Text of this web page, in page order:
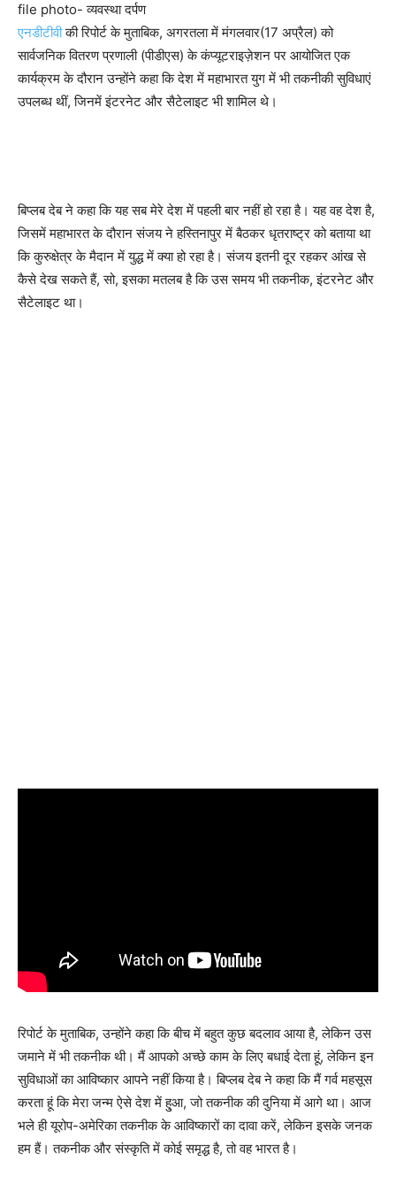
file photo- व्यवस्था दर्पण
एनडीटीवीकी रिपोर्ट के मुताबिक, अगरतला में मंगलवार(17 अप्रैल) को
सार्वजनिक वितरण प्रणाली (पीडीएस) के कंप्यूटराइज़ेशन पर आयोजित एक
कार्यक्रम के दौरान उन्होंने कहा कि देश में महाभारत युग में भी तकनीकी सुविधाएं
उपलब्ध थीं, जिनमें इंटरनेट और सैटेलाइट भी शामिल थे।
बिप्लब देब ने कहा कि यह सब मेरे देश में पहली बार नहीं हो रहा है। यह वह देश है,
जिसमें महाभारत के दौरान संजय ने हस्तिनापुर में बैठकर धृतराष्ट्र को बताया था
कि कुरुक्षेत्र के मैदान में युद्ध में क्या हो रहा है। संजय इतनी दूर रहकर आंख से
कैसे देख सकते हैं, सो, इसका मतलब है कि उस समय भी तकनीक, इंटरनेट और
सैटेलाइट था।
रिपोर्ट के मुताबिक, उन्होंने कहा कि बीच में बहुत कुछ बदलाव आया है, लेकिन उस
जमाने में भी तकनीक थी। मैं आपको अच्छे काम के लिए बधाई देता हूं, लेकिन इन
सुविधाओं का आविष्कार आपने नहीं किया है। बिप्लब देब ने कहा कि मैं गर्व महसूस
करता हूं कि मेरा जन्म ऐसे देश में हु्आ, जो तकनीक की दुनिया में आगे था। आज
भले ही यूरोप-अमेरिका तकनीक के आविष्कारों का दावा करें, लेकिन इसके जनक
हम हैं। तकनीक और संस्कृति में कोई समृद्ध है, तो वह भारत है।